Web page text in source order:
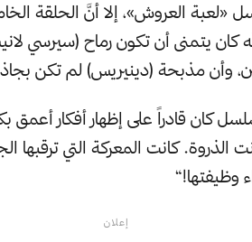
العروش»، إلا أنَّ الحلقة
يتمنى أن تكون رماح (سيرسي
وأن مذبحة (دينيريس) لم تكن
كان قادراً على إظهار أفكار
الذروة. كانت المعركة التي ترقبها
وظيفتها!“
إعلان